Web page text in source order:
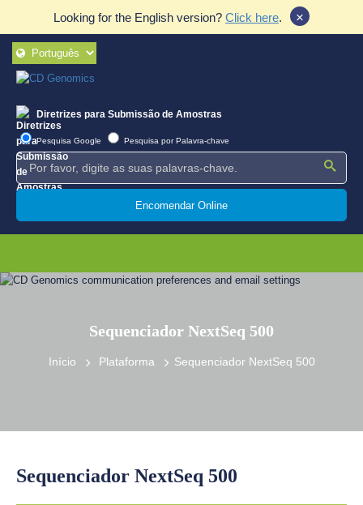
Looking for the English version? Click here. ×
Diretrizes para Submissão de Amostras
Pesquisa Google Pesquisa por Palavra-chave
Encomendar Online
Sequenciador NextSeq 500
Início Plataforma Sequenciador NextSeq 500
Sequenciador NextSeq 500